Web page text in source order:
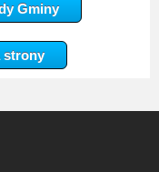
Gminy
strony